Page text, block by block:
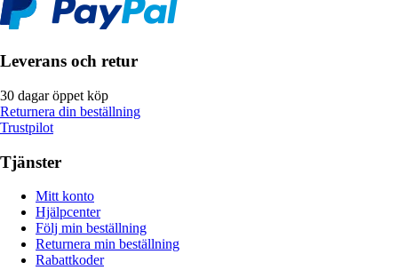
Leverans och retur
30 dagar öppet köp
Returnera din beställning
Trustpilot
Tjänster
Mitt konto
Hjälpcenter
Följ min beställning
Returnera min beställning
Rabattkoder